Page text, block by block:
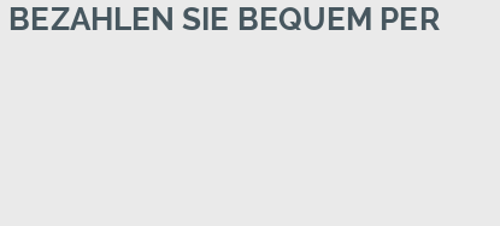
BEZAHLEN SIE BEQUEM PER